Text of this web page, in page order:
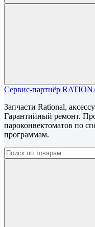
Сервис-партнёр
Запчасти Rational,
Гарантийный ремонт.
пароконвектоматов по
программам.